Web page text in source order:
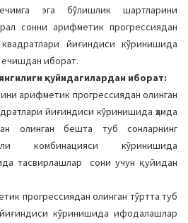
эга бўлишлик шартларини
сонни арифметик прогрессиядан
йиғиндиси кўринишида
иборат.
қуйидагилардан иборат:
арифметик прогрессиядан олинган
йиғиндиси кўринишида ҳамда
олинган бешта туб сонларнинг
комбинацияси кўринишида
тасвирлашлар сони учун қуйидан
прогрессиядан олинган тўртта туб
кўринишида ифодалашлар